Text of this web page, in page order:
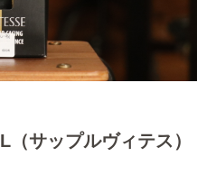
サップルヴィテス）